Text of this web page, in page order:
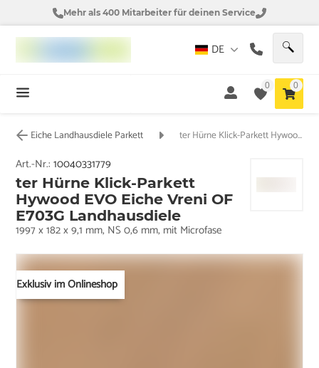
Mehr als 400 Mitarbeiter für deinen Service
DE
0 0
Eiche Landhausdiele Parkett ter Hürne Klick-Parkett Hywood EVO Eiche Vreni OF E703G Landhausdiele
Exklusiv im Onlineshop
Art.-Nr.:10040331779
ter Hürne Klick-Parkett
Hywood EVO Eiche Vreni OF
E703G Landhausdiele
1997 x 182 x 9,1 mm, NS 0,6 mm, mit Microfase